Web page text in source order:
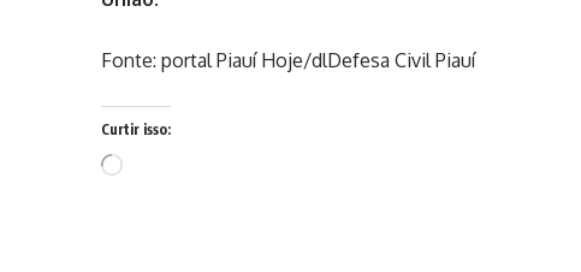
Fonte: portal Piauí Hoje/dlDefesa Civil Piauí
Curtir isso:
Carregando...